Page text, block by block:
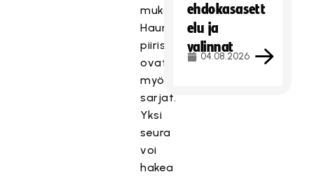
mukaisesti.
Haun
piirissä
ovat
myös
sarjat.
Yksi
seura
voi
hakea
ehdokasasett
elu ja
valinnat
04.08.2026